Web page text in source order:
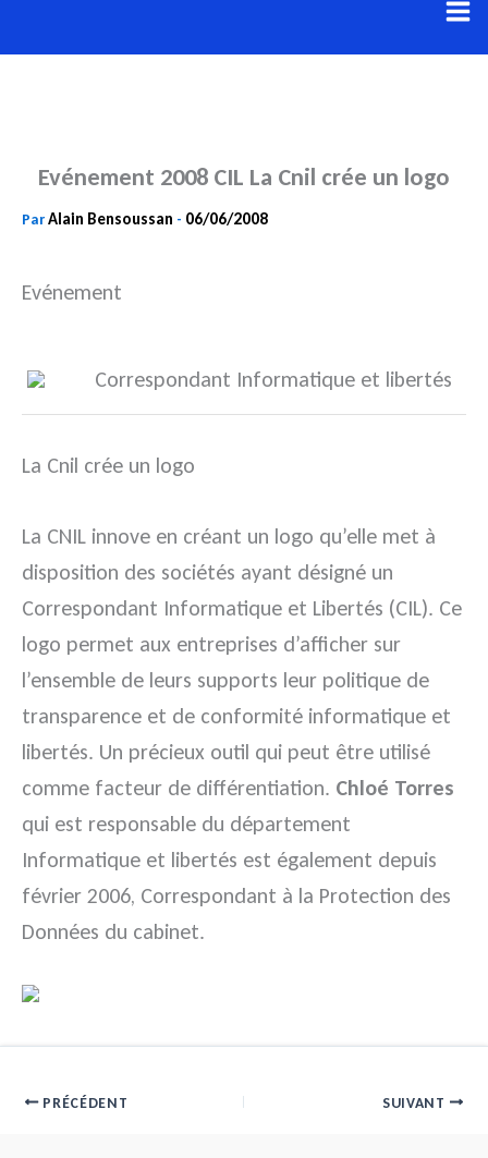
au
Evénement 2008 CIL La Cnil crée un logo
ParAlain Bensoussan - 06/06/2008
Evénement
Correspondant Informatique et libertés
La Cnil crée un logo
La CNIL innove en créant un logo qu’elle met à
disposition des sociétés ayant désigné un
Correspondant Informatique et Libertés (CIL). Ce
logo permet aux entreprises d’afficher sur
l’ensemble de leurs supports leur politique de
transparence et de conformité informatique et
libertés. Un précieux outil qui peut être utilisé
comme facteur de différentiation. Chloé Torres
qui est responsable du département
Informatique et libertés est également depuis
février 2006, Correspondant à la Protection des
Données du cabinet.
PRÉCÉDENT SUIVANT